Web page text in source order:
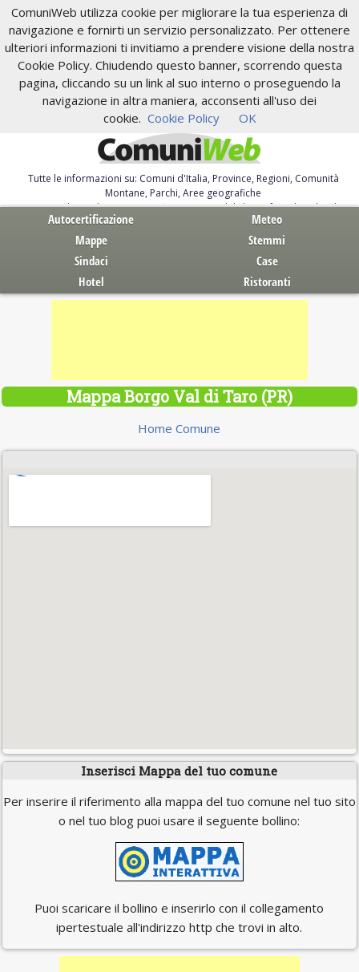
ComuniWeb utilizza cookie per migliorare la tua esperienza di
navigazione e fornirti un servizio personalizzato. Per ottenere
ulteriori informazioni ti invitiamo a prendere visione della nostra
Cookie Policy. Chiudendo questo banner, scorrendo questa
pagina, cliccando su un link al suo interno o proseguendo la
navigazione in altra maniera, acconsenti all'uso dei
cookie. Cookie Policy OK
Tutte le informazioni su: Comuni d'Italia, Province, Regioni, Comunità
Montane, Parchi, Aree geografiche
Servizi al Cittadino. Autocertificazione, moduli, leggi, free download
Autocertificazione
Meteo
Mappe
Stemmi
Sindaci
Case
Hotel
Ristoranti
Mappa Borgo Val di Taro (PR)
Home Comune
Inserisci Mappa del tuo comune
Per inserire il riferimento alla mappa del tuo comune nel tuo sito
o nel tuo blog puoi usare il seguente bollino:
Puoi scaricare il bollino e inserirlo con il collegamento
ipertestuale all'indirizzo http che trovi in alto.